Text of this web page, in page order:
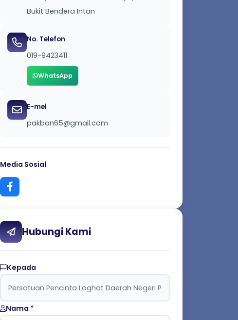
Bukit Bendera Intan
No. Telefon
019-9423411
WhatsApp
E-mel
pakban65@gmail.com
Media Sosial
Hubungi Kami
Kepada
Nama *